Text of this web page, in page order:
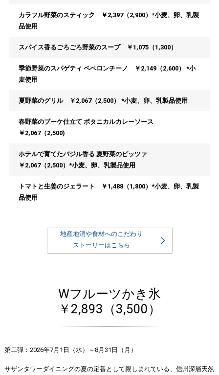
カラフル野菜のスティック ￥2,397（2,900）*小麦、卵、乳製
品使用
スパイス香るごろごろ野菜のスープ ￥1,075（1,300）
季節野菜のスパゲティ ペペロンチーノ ￥2,149（2,600） *小
麦使用
夏野菜のグリル ￥2,067（2,500） *小麦、卵、乳製品使用
春野菜のブーケ仕立て ボタニカルカレーソース
￥2,067（2,500)
ホテルで育てたバジル⾹る 夏野菜のピッツァ
￥2,067（2,500）*小麦、卵、乳製品使用
トマトと生姜のジェラート ￥1,488（1,800）*小麦、卵、乳製
品使用
地産地消や食材へのこだわり
ストーリーはこちら
Wフルーツかき氷
￥2,893（3,500）
第二弾：2026年7月1日（水）～8月31日（月）
サザンタワーダイニングの夏の定番として親しまれている、信州深層天然